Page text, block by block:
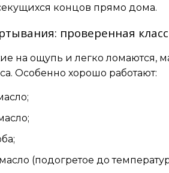
концов прямо дома.
проверенная
на ощупь и легко ломаются,
Особенно хорошо работают:
(подогретое до